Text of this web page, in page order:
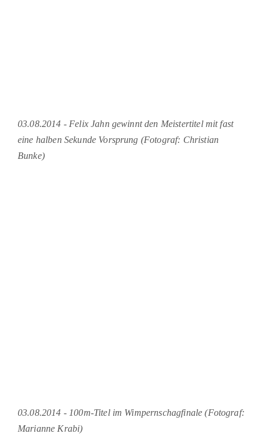
03.08.2014 - Felix Jahn gewinnt den Meistertitel mit fast
eine halben Sekunde Vorsprung (Fotograf: Christian
Bunke)
03.08.2014 - 100m-Titel im Wimpernschagfinale (Fotograf:
Marianne Krabi)